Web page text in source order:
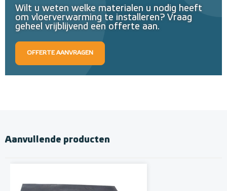
Wilt u weten welke materialen u nodig heeft
om vloerverwarming te installeren? Vraag
geheel vrijblijvend een offerte aan.
OFFERTE AANVRAGEN
Aanvullende producten